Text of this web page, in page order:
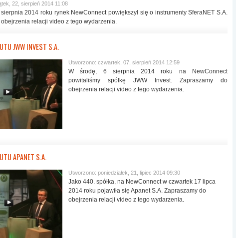
22, sierpień 2014 11:08
2014 roku rynek NewConnect powiększył się o instrumenty SferaNET S.A.
relacji video z tego wydarzenia.
JWW INVEST S.A.
Utworzono: czwartek, 07, sierpień 2014 12:59
W środę, 6 sierpnia 2014 roku na NewConnect
powitaliśmy spółkę JWW Invest. Zapraszamy do
obejrzenia relacji video z tego wydarzenia.
APANET S.A.
Utworzono: poniedziałek, 21, lipiec 2014 09:30
Jako 440. spółka, na NewConnect w czwartek 17 lipca
2014 roku pojawiła się Apanet S.A. Zapraszamy do
obejrzenia relacji video z tego wydarzenia.